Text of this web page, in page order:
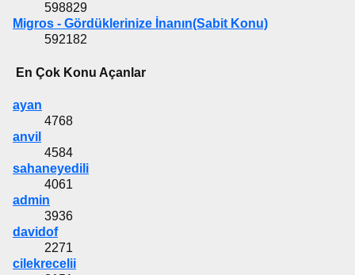
598829
Migros - Gördüklerinize İnanın(Sabit Konu)
592182
En Çok Konu Açanlar
ayan
4768
anvil
4584
sahaneyedili
4061
admin
3936
davidof
2271
cilekrecelii